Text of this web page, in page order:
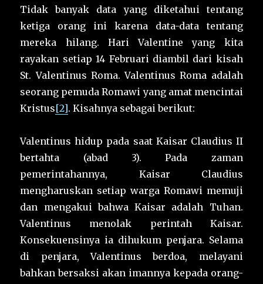
Tidak banyak data yang diketahui tentang
ketiga orang ini karena data-data tentang
mereka hilang. Hari Valentine yang kita
rayakan setiap 14 Februari diambil dari kisah
St. Valentinus Roma. Valentinus Roma adalah
seorang pemuda Romawi yang amat mencintai
Kristus[2]. Kisahnya sebagai berikut:
Valentinus hidup pada saat Kaisar Claudius II
bertahta (abad 3). Pada zaman
pemerintahannya, Kaisar Claudius
mengharuskan setiap warga Romawi memuji
dan mengakui bahwa Kaisar adalah Tuhan.
Valentinus menolak perintah Kaisar.
Konsekuensinya ia dihukum penjara. Selama
di penjara, Valentinus berdoa, melayani
bahkan bersaksi akan imannya kepada orang-